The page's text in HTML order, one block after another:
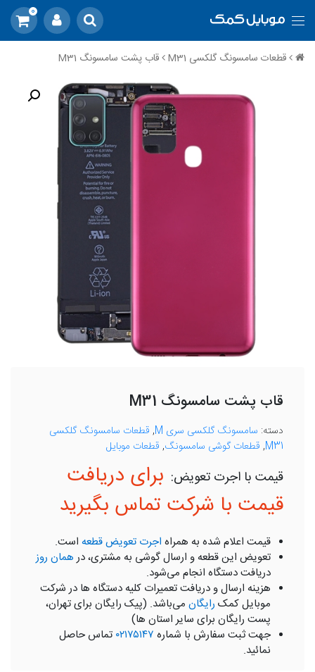
0
قطعات سامسونگ گلکسی M31 قاب پشت سامسونگ M31
قاب پشت سامسونگ M31
دسته: سامسونگ گلکسی سری M , قطعات سامسونگ گلکسی
M31
, قطعات گوشی سامسونگ, قطعات موبایل
برای دریافت
قیمت با شرکت تماس بگیرید
قیمت اعلام شده به همراه اجرت تعویض قطعه است.
تعویض این قطعه و ارسال گوشی به مشتری، درهمان روز
دریافت دستگاه انجام می‌شود.
هزینه ارسال و دریافت تعمیرات کلیه دستگاه ها در شرکت
موبایل کمک رایگان می‌باشد. (پیک رایگان برای تهران،
پست رایگان برای سایر استان ها)
جهت ثبت سفارش با شماره ۰۲۱۷۵۱۴۷ تماس حاصل
نمائید.